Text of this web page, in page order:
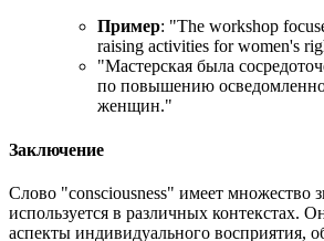
Пример: "The workshop
raising activities for women's
"Мастерская была
по повышению
женщин."
Заключение
Слово "consciousness" имеет множество
используется в различных контекстах.
аспекты индивидуального восприятия,